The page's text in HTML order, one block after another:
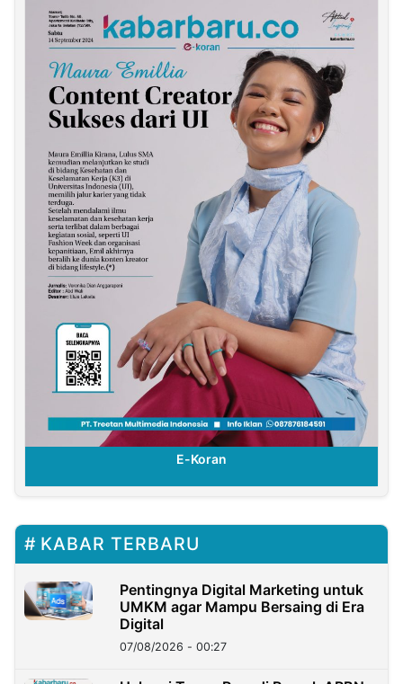
E-Koran
KABAR TERBARU
Pentingnya Digital Marketing untuk
UMKM agar Mampu Bersaing di Era
Digital
07/08/2026 - 00:27